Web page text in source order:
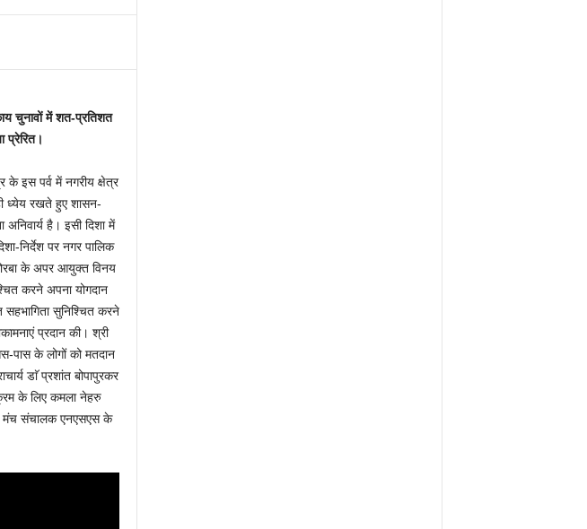
चुनावों में शत-प्रतिशत
प्रेरित।
के इस पर्व में नगरीय क्षेत्र
ध्येय रखते हुए शासन-
है। इसी दिशा में
निर्देश पर नगर पालिक
कोरबा के अपर आयुक्त विनय
करने अपना योगदान
सुनिश्चित करने
प्रदान की। श्री
पास के लोगों को मतदान
डाॅ प्रशांत बोपापुरकर
के लिए कमला नेहरु
मंच संचालक एनएसएस के